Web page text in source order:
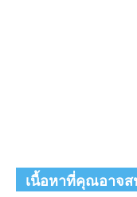
เนื้อหาที่คุณอาจส